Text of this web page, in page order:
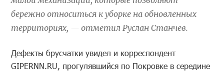
бережно относиться к уборке на обновленных
территориях, — отметил Руслан Станчев.
Дефекты брусчатки увидел и корреспондент
GIPERNN.RU, прогулявшийся по Покровке в середине